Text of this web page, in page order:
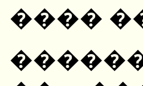
����